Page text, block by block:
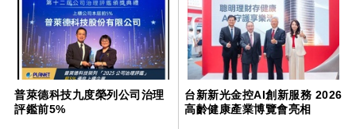
普萊德科技九度榮列公司治理
評鑑前5%
台新新光金控AI創新服務 2026
高齡健康產業博覽會亮相